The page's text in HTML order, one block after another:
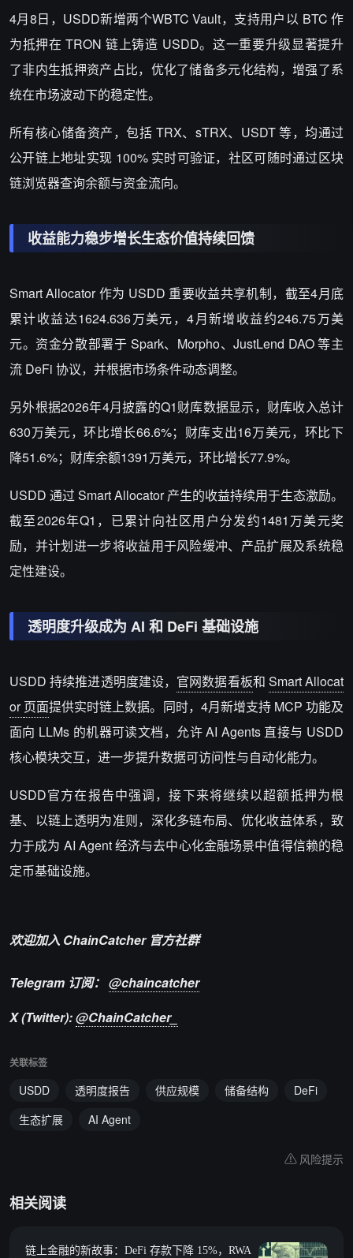
4月8日， USDD新增两个WBTC Vault，支持用户以 BTC作
为抵押在 TRON链上铸造 USDD。这一重要升级显著提升
了非内生抵押资产占比，优化了储备多元化结构，增强了系
统在市场波动下的稳定性。
所有核心储备资产，包括 TRX、 sTRX、 USDT等，均通过
公开链上地址实现 100% 实时可验证，社区可随时通过区块
链浏览器查询余额与资金流向。
收益能力稳步增长生态价值持续回馈
Smart Allocator作为 USDD 重要收益共享机制，截至4月底
累计收益达1624.636万美元，4月新增收益约246.75万美
元。资金分散部署于 Spark、 Morpho、JustLend DAO等主
流 DeFi 协议，并根据市场条件动态调整。
另外根据2026年4月披露的Q1财库数据显示，财库收入总计
630万美元，环比增长66.6%；财库支出16万美元，环比下
降51.6%；财库余额1391万美元，环比增长77.9%。
USDD 通过 Smart Allocator产生的收益持续用于生态激励。
截至2026年Q1 ，已累计向社区用户分发约1481 万美元奖
励，并计划进一步将收益用于风险缓冲、产品扩展及系统稳
定性建设。
透明度升级成为 AI 和 DeFi 基础设施
USDD持续推进透明度建设， 官网数据看板和 Smart Allocat
or页面提供实时链上数据。同时， 4月新增支持MCP 功能及
面向 LLMs 的机器可读文档，允许AI Agents 直接与 USDD
核心模块交互，进一步提升数据可访问性与自动化能力。
USDD官方在报告中强调，接下来将继续以超额抵押为根
基、以链上透明为准则，深化多链布局、优化收益体系，致
力于成为 AI Agent经济与去中心化金融场景中值得信赖的稳
定币基础设施。
欢迎加入 ChainCatcher 官方社群
Telegram 订阅： @chaincatcher
X (Twitter):@ChainCatcher_
关联标签
USDD 透明度报告 供应规模 储备结构
DeFi
生态扩展
AI Agent
风险提示
相关阅读
链上金融的新故事：DeFi 存款下降 15%，RWA